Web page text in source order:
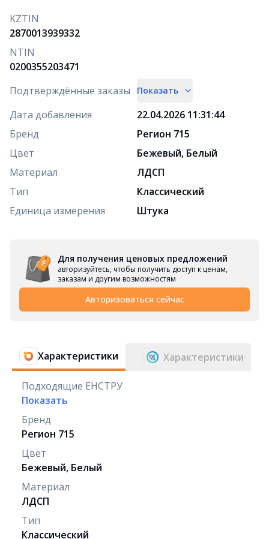
KZTIN
2870013939332
NTIN
0200355203471
Подтверждённые заказы
Показать
Дата добавления
22.04.2026 11:31:44
Бренд
Регион 715
Цвет
Бежевый, Белый
Материал
ЛДСП
Тип
Классический
Единица измерения
Штука
Для получения ценовых предложений
авторизуйтесь, чтобы получить доступ к ценам,
заказам и другим возможностям
Авторизоваться сейчас
Характеристики Характеристики
Подходящие ЕНСТРУ
Показать
Бренд
Регион 715
Цвет
Бежевый, Белый
Материал
ЛДСП
Тип
Классический